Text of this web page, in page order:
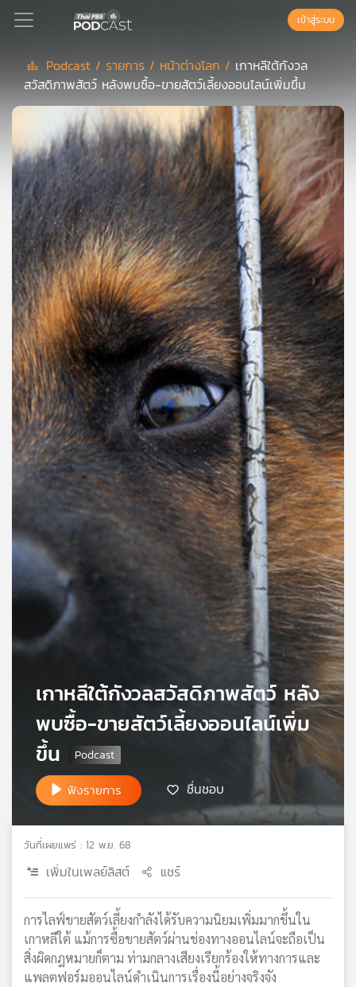
Podcast
เพล
ย์
ลิ
สต์
แนะนำ
เพล
ย์
ลิ
สต์
ของ
คุณ
เพลง
บทความ
ข่าว
และ
กิจกรรม
เกี่ยว
กับ
เครือ
เอส
วิทยุ
เครือ
ข่าย
เข้าสู่ระบบ
Podcast / รายการ / หน้าต่างโลก / เกาหลีใต้กังวล
สวัสดิภาพสัตว์ หลังพบซื้อ-ขายสัตว์เลี้ยงออนไลน์เพิ่มขึ้น
เกาหลีใต้กังวลสวัสดิภาพสัตว์ หลัง
พบซื้อ-ขายสัตว์เลี้ยงออนไลน์เพิ่ม
ขึ้น
ฟังรายการ ชื่นชอบ
วันที่เผยแพร่ : 12 พ.ย. 68
เพิ่มในเพลย์ลิสต์ แชร์
การไลฟ์ขายสัตว์เลี้ยงกำลังได้รับความนิยมเพิ่มมากขึ้นใน
เกาหลีใต้ แม้การซื้อขายสัตว์ผ่านช่องทางออนไลน์จะถือเป็น
สิ่งผิดกฎหมายก็ตาม ท่ามกลางเสียงเรียกร้องให้ทางการและ
แพลตฟอร์มออนไลน์ดำเนินการเรื่องนี้อย่างจริงจัง